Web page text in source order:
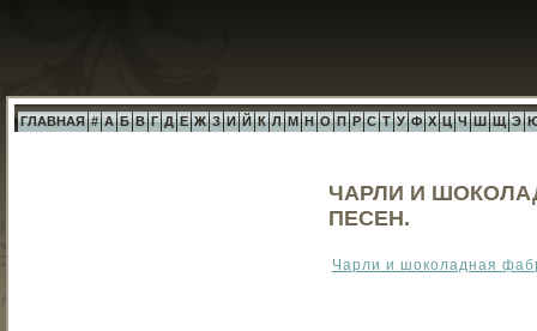
ГЛАВНАЯ # А Б В Г Д Е Ж З И Й К Л М Н О П Р С Т У Ф Х Ц Ч Ш Щ Э
ЧАРЛИ И
ПЕСЕН.
Чарли и шоколадная